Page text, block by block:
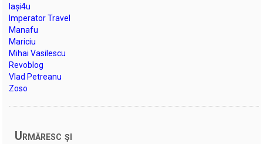
Iași4u
Imperator Travel
Manafu
Mariciu
Mihai Vasilescu
Revoblog
Vlad Petreanu
Zoso
Urmăresc şi